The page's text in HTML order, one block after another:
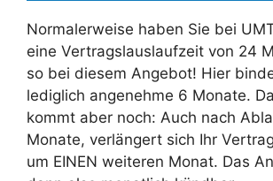
Normalerweise haben Sie bei
eine Vertragslauslaufzeit von 24
so bei diesem Angebot! Hier
lediglich angenehme 6 Monate.
kommt aber noch: Auch nach
Monate, verlängert sich Ihr
um EINEN weiteren Monat. Das